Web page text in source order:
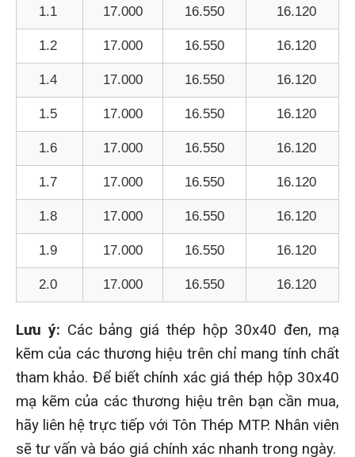
1.1 17.000 16.550 16.120
1.2 17.000 16.550 16.120
1.4 17.000 16.550 16.120
1.5 17.000 16.550 16.120
1.6 17.000 16.550 16.120
1.7 17.000 16.550 16.120
1.8 17.000 16.550 16.120
1.9 17.000 16.550 16.120
2.0 17.000 16.550 16.120
Lưu ý: Các bảng giá thép hộp 30x40 đen, mạ
kẽm của các thương hiệu trên chỉ mang tính chất
tham khảo. Để biết chính xác giá thép hộp 30x40
mạ kẽm của các thương hiệu trên bạn cần mua,
hãy liên hệ trực tiếp với Tôn Thép MTP. Nhân viên
sẽ tư vấn và báo giá chính xác nhanh trong ngày.